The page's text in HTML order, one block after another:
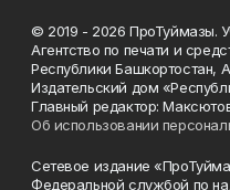
© 2019 - 2026 ПроТуймазы.
Агентство по печати и
Республики Башкортостан,
Издательский дом
Главный редактор:
Об использовании
Сетевое издание
Федеральной службой по